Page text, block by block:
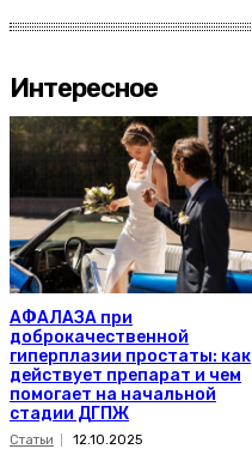
Интересное
АФАЛАЗА при
доброкачественной
гиперплазии простаты: как
действует препарат и чем
помогает на начальной
стадии ДГПЖ
Статьи 12.10.2025